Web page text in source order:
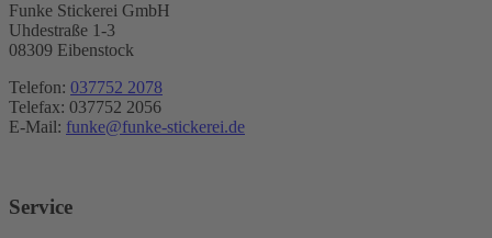
Funke Stickerei GmbH
Uhdestraße 1-3
08309 Eibenstock
Telefon: 037752 2078
Telefax: 037752 2056
E-Mail: funke@funke-stickerei.de
Service